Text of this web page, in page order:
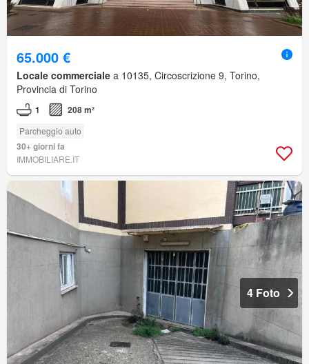
65.000 €
Locale commerciale a 10135, Circoscrizione 9, Torino,
Provincia di Torino
1 208 m²
Parcheggio auto
30+ giorni fa
IMMOBILIARE.IT
4 Foto